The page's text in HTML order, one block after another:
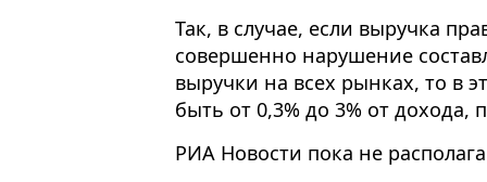
Так, в случае, если выручка
совершенно нарушение
выручки на всех рынках, то в
быть от 0,3% до 3% от дохода,
РИА Новости пока не